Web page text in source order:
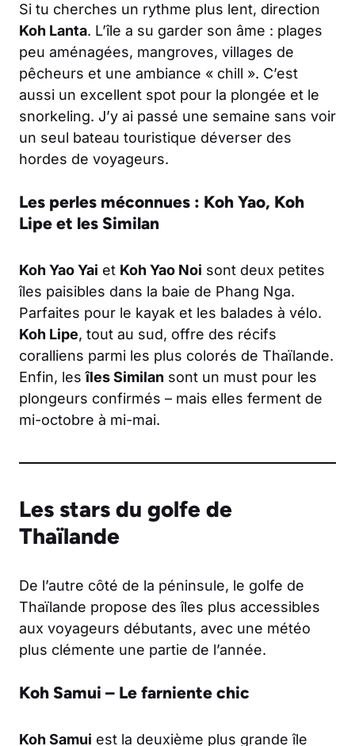
Si tu cherches un rythme plus lent, direction
Koh Lanta. L’île a su garder son âme : plages
peu aménagées, mangroves, villages de
pêcheurs et une ambiance « chill ». C’est
aussi un excellent spot pour la plongée et le
snorkeling. J’y ai passé une semaine sans voir
un seul bateau touristique déverser des
hordes de voyageurs.
Les perles méconnues : Koh Yao, Koh
Lipe et les Similan
Koh Yao Yai et Koh Yao Noi sont deux petites
îles paisibles dans la baie de Phang Nga.
Parfaites pour le kayak et les balades à vélo.
Koh Lipe, tout au sud, offre des récifs
coralliens parmi les plus colorés de Thaïlande.
Enfin, lesîles Similan sont un must pour les
plongeurs confirmés – mais elles ferment de
mi-octobre à mi-mai.
Les stars du golfe de
Thaïlande
De l’autre côté de la péninsule, le golfe de
Thaïlande propose des îles plus accessibles
aux voyageurs débutants, avec une météo
plus clémente une partie de l’année.
Koh Samui – Le farniente chic
Koh Samui est la deuxième plus grande île